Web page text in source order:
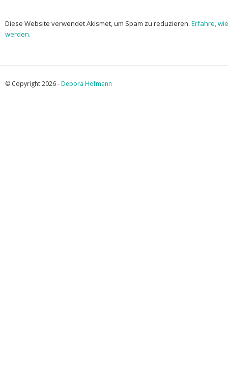
Diese Website verwendet Akismet, um Spam zu reduzieren. Erfahre,
werden.
© Copyright 2026 -Debora Hofmann